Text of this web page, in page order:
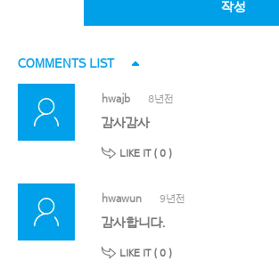
작성
COMMENTS LIST
hwajb 8년전
감사감사
LIKE IT ( 0 )
hwawun 9년전
감사합니다.
LIKE IT ( 0 )